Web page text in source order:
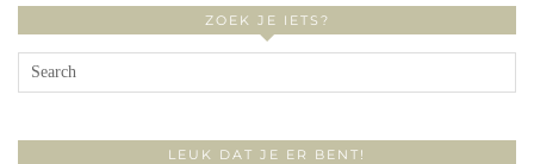
ZOEK JE IETS?
LEUK DAT JE ER BENT!